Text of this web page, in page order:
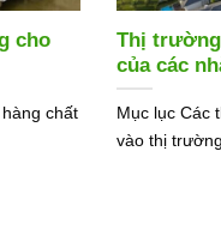
cho
chất
Thị
của các
Mục lục Các
vào thị trường